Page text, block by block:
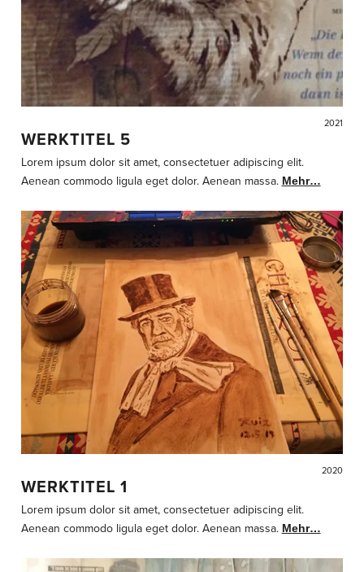
2021
WERKTITEL 5
Lorem ipsum dolor sit amet, consectetuer adipiscing elit.
Aenean commodo ligula eget dolor. Aenean massa. Mehr…
2020
WERKTITEL 1
Lorem ipsum dolor sit amet, consectetuer adipiscing elit.
Aenean commodo ligula eget dolor. Aenean massa. Mehr…